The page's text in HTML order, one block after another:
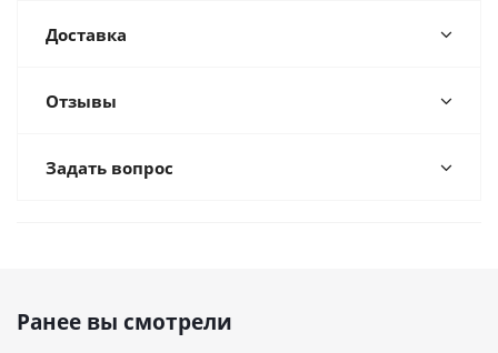
Доставка
Отзывы
Задать вопрос
Ранее вы смотрели